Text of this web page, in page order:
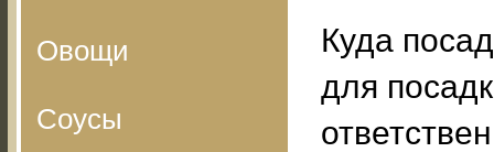
Овощи
Соусы
Куда
для